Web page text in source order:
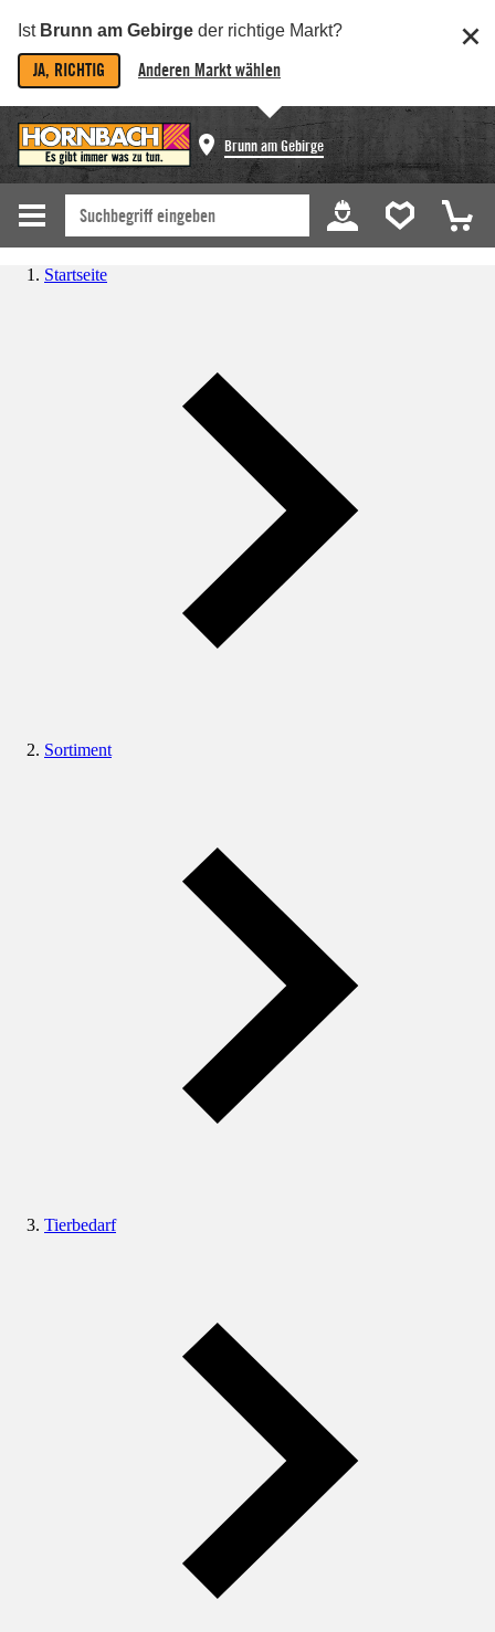
Ist Brunn am Gebirge der richtige Markt?
JA, RICHTIG Anderen Markt wählen
Brunn am Gebirge
Startseite
Sortiment
Tierbedarf